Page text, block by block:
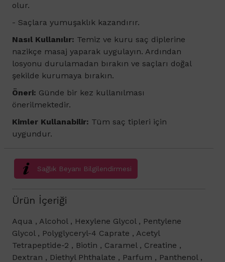
olur.
- Saçlara yumuşaklık kazandırır.
Nasıl Kullanılır: Temiz ve kuru saç diplerine
nazikçe masaj yaparak uygulayın. Ardından
losyonu durulamadan bırakın ve saçları doğal
şekilde kurumaya bırakın.
Öneri: Günde bir kez kullanılması
önerilmektedir.
Kimler Kullanabilir: Tüm saç tipleri için
uygundur.
Sağlık Beyanı Bilgilendirmesi
Ürün İçeriği
Aqua , Alcohol , Hexylene Glycol , Pentylene
Glycol , Polyglyceryl-4 Caprate , Acetyl
Tetrapeptide-2 , Biotin , Caramel , Creatine ,
Dextran , Diethyl Phthalate , Parfum , Panthenol ,